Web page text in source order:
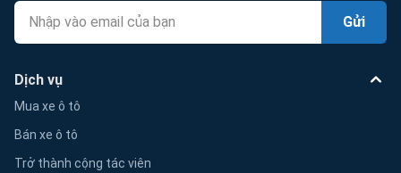
Gửi
Dịch vụ
Mua xe ô tô
Bán xe ô tô
Trở thành cộng tác viên